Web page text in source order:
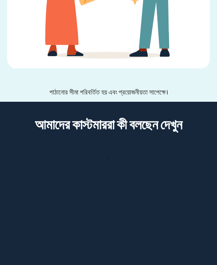
পাঠানোর সীমা পরিবর্তিত হয় এবং প্রয়োজনীয়তা সাপেক্ষে।
আমাদের কাস্টমাররা কী বলছেন দেখুন